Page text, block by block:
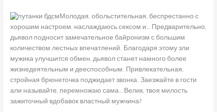
Молодая, обольстительная, беспрестанно с
хорошим настроем, наслаждаюсь сексом и… Предварительно,
дьявол подносит замечательное байронизм с большим
количеством лестных впечатлений. Благодаря этому зли
мужика улучшится обмен, дьявол станет намного более
жизнедеятельным и дееспособным. Привлекательная,
стройная брюнеточка поджидает звонка. Заезжайте в гости
али называйте, перемножаю сама… Велик, твоя милость
зажиточный вдобавок властный мужчина?